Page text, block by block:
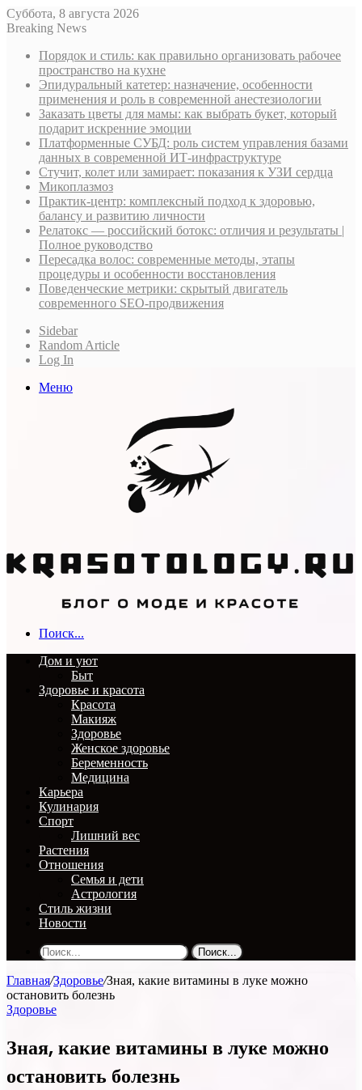
Суббота, 8 августа 2026
Breaking News
Порядок и стиль: как правильно организовать рабочее
пространство на кухне
Эпидуральный катетер: назначение, особенности
применения и роль в современной анестезиологии
Заказать цветы для мамы: как выбрать букет, который
подарит искренние эмоции
Платформенные СУБД: роль систем управления базами
данных в современной ИТ-инфраструктуре
Стучит, колет или замирает: показания к УЗИ сердца
Микоплазмоз
Практик-центр: комплексный подход к здоровью,
балансу и развитию личности
Релатокс — российский ботокс: отличия и результаты |
Полное руководство
Пересадка волос: современные методы, этапы
процедуры и особенности восстановления
Поведенческие метрики: скрытый двигатель
современного SEO-продвижения
Sidebar
Random Article
Log In
Меню
Поиск...
Дом и уют
Быт
Здоровье и красота
Красота
Макияж
Здоровье
Женское здоровье
Беременность
Медицина
Карьера
Кулинария
Спорт
Лишний вес
Растения
Отношения
Семья и дети
Астрология
Стиль жизни
Новости
Поиск...
Главная/Здоровье/Зная, какие витамины в луке можно
остановить болезнь
Здоровье
Зная, какие витамины в луке можно
остановить болезнь